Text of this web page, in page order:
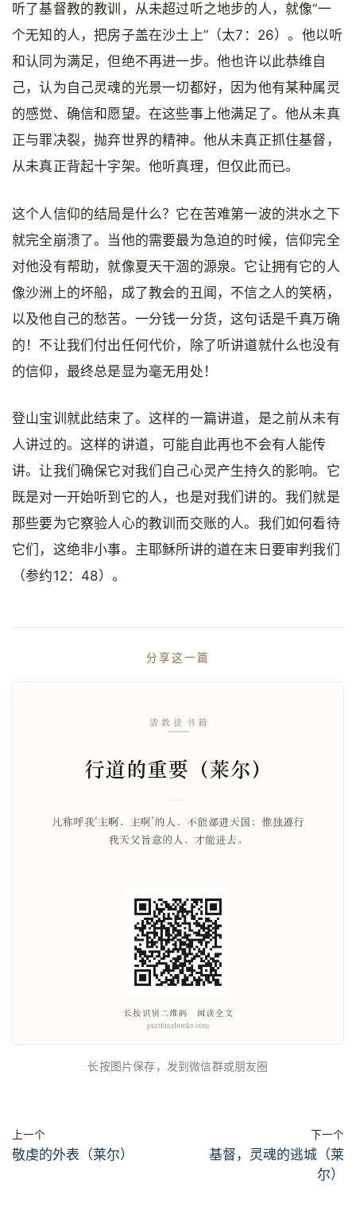
听了基督教的教训，从未超过听之地步的人，就像“一
个无知的人，把房子盖在沙土上”（太7：26）。他以听
和认同为满足，但绝不再进一步。他也许以此恭维自
己，认为自己灵魂的光景一切都好，因为他有某种属灵
的感觉、确信和愿望。在这些事上他满足了。他从未真
正与罪决裂，抛弃世界的精神。他从未真正抓住基督，
从未真正背起十字架。他听真理，但仅此而已。
这个人信仰的结局是什么？它在苦难第一波的洪水之下
就完全崩溃了。当他的需要最为急迫的时候，信仰完全
对他没有帮助，就像夏天干涸的源泉。它让拥有它的人
像沙洲上的坏船，成了教会的丑闻，不信之人的笑柄，
以及他自己的愁苦。一分钱一分货，这句话是千真万确
的！不让我们付出任何代价，除了听讲道就什么也没有
的信仰，最终总是显为毫无用处！
登山宝训就此结束了。这样的一篇讲道，是之前从未有
人讲过的。这样的讲道，可能自此再也不会有人能传
讲。让我们确保它对我们自己心灵产生持久的影响。它
既是对一开始听到它的人，也是对我们讲的。我们就是
那些要为它察验人心的教训而交账的人。我们如何看待
它们，这绝非小事。主耶稣所讲的道在末日要审判我们
（参约12：48）。
分享这一篇
长按图片保存，发到微信群或朋友圈
上一个
敬虔的外表（莱尔）
下一个
基督，灵魂的逃城（莱
尔）